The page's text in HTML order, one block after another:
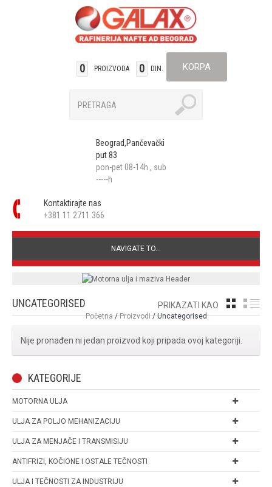
0 PROIZVODA 0 DIN. KORPA
Beograd,Pančevački
put 83
pon-pet 08-14h , sub
-----h
Kontaktirajte nas
+381 11 2711 366
NAVIGATE TO...
UNCATEGORISED PRIKAZATI KAO GRID
Početna/Proizvodi/ Uncategorised
Nije pronađen ni jedan proizvod koji pripada ovoj kategoriji.
KATEGORIJE
MOTORNA ULJA
ULJA ZA POLJO MEHANIZACIJU
ULJA ZA MENJAČE I TRANSMISIJU
ANTIFRIZI, KOČIONE I OSTALE TEČNOSTI
ULJA I TEČNOSTI ZA INDUSTRIJU